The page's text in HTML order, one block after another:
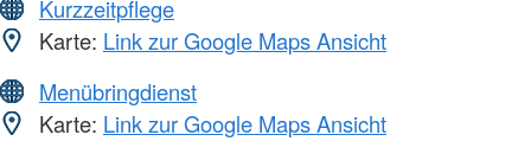
Kurzzeitpflege
Karte: Link zur Google Maps Ansicht
Menübringdienst
Karte: Link zur Google Maps Ansicht